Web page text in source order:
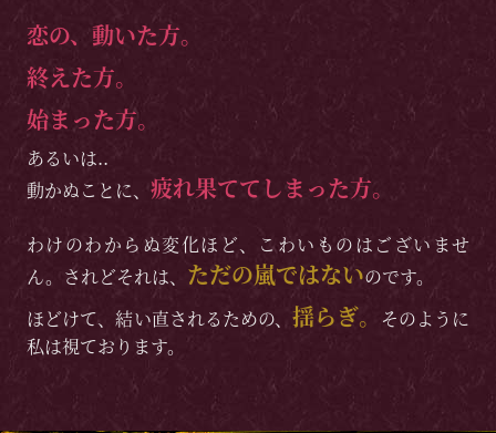
恋の、動いた方。
終えた方。
始まった方。
あるいは..
動かぬことに、 疲れ果ててしまった方。
わけのわからぬ変化ほど、こわいものはございませ
ん。されどそれは、 ただの嵐ではないのです。
ほどけて、結い直されるための、揺らぎ。
そのように
私は視ております。